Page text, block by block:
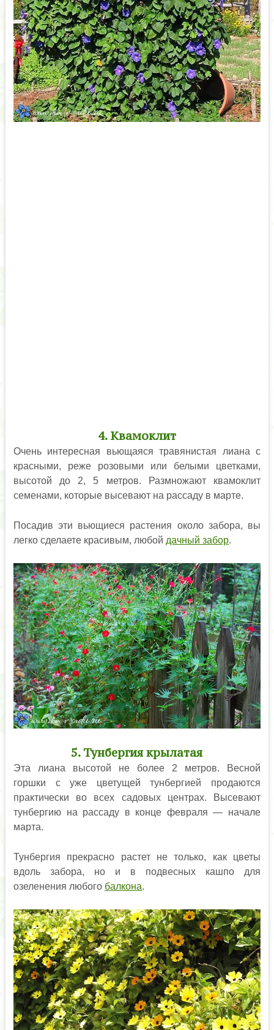
4. Квамоклит
Очень интересная вьющаяся травянистая лиана с
красными, реже розовыми или белыми цветками,
высотой до 2, 5 метров. Размножают квамоклит
семенами, которые высевают на рассаду в марте.
Посадив эти вьющиеся растения около забора, вы
легко сделаете красивым, любой дачный забор.
5. Тунбергия крылатая
Эта лиана высотой не более 2 метров. Весной
горшки с уже цветущей тунбергией продаются
практически во всех садовых центрах. Высевают
тунбергию на рассаду в конце февраля — начале
марта.
Тунбергия прекрасно растет не только, как цветы
вдоль забора, но и в подвесных кашпо для
озеленения любого балкона.